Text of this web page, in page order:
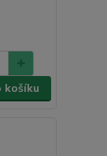
košíku